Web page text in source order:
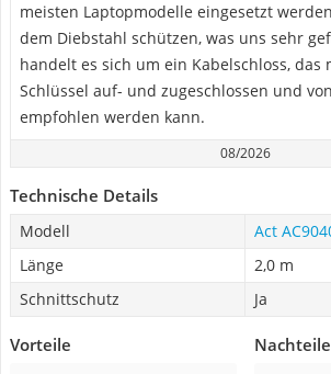
meisten Laptopmodelle eingesetzt
dem Diebstahl schützen, was uns sehr
handelt es sich um ein Kabelschloss, das
Schlüssel auf- und zugeschlossen und
empfohlen werden kann.
08/2026
Technische Details
Modell
Act
Länge
2,0 m
Schnittschutz
Ja
Vorteile Nachteile